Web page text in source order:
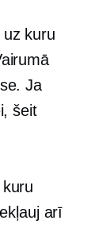
kuru
Ja
šeit
arī